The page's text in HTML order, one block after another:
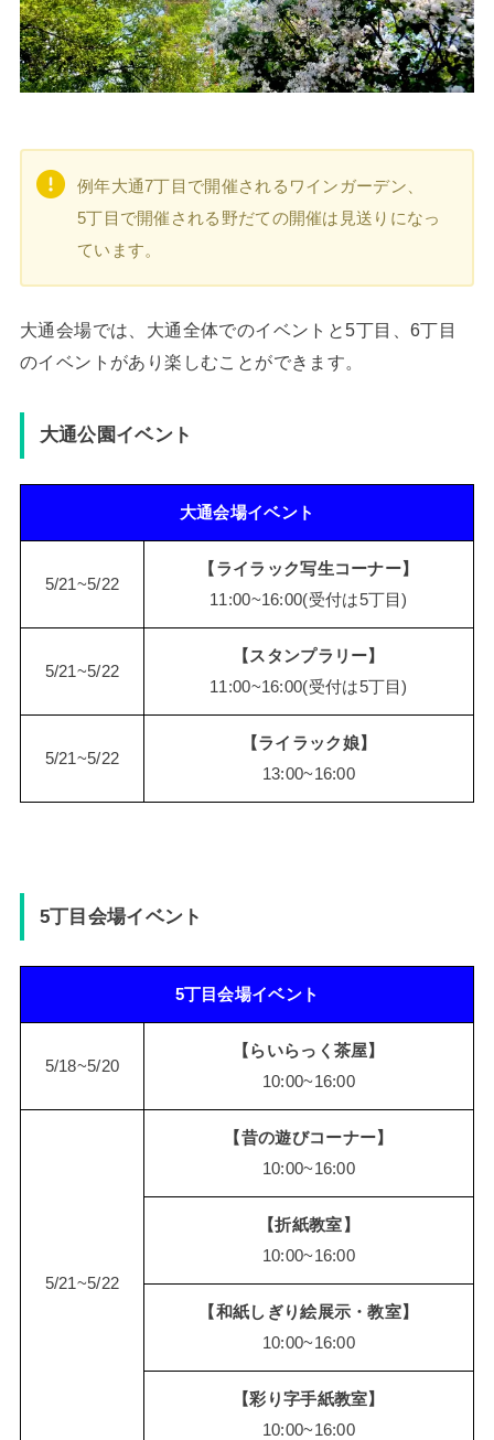
例年大通7丁目で開催されるワインガーデン、
5丁目で開催される野だての開催は見送りになっ
ています。
大通会場では、大通全体でのイベントと5丁目、6丁目
のイベントがあり楽しむことができます。
大通公園イベント
大通会場イベント
5/21~5/22
【ライラック写生コーナー】
11:00~16:00(受付は5丁目)
5/21~5/22
【スタンプラリー】
11:00~16:00(受付は5丁目)
5/21~5/22
【ライラック娘】
13:00~16:00
5丁目会場イベント
5丁目会場イベント
5/18~5/20
【らいらっく茶屋】
10:00~16:00
5/21~5/22
【昔の遊びコーナー】
10:00~16:00
【折紙教室】
10:00~16:00
【和紙しぎり絵展示・教室】
10:00~16:00
【彩り字手紙教室】
10:00~16:00